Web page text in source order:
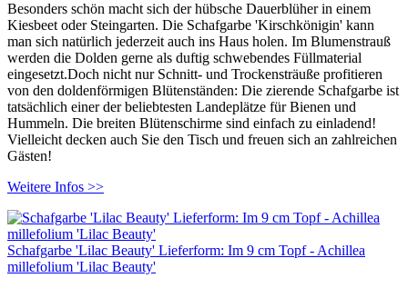
Besonders schön macht sich der hübsche Dauerblüher in einem
Kiesbeet oder Steingarten. Die Schafgarbe 'Kirschkönigin' kann
man sich natürlich jederzeit auch ins Haus holen. Im Blumenstrauß
werden die Dolden gerne als duftig schwebendes Füllmaterial
eingesetzt.Doch nicht nur Schnitt- und Trockensträuße profitieren
von den doldenförmigen Blütenständen: Die zierende Schafgarbe ist
tatsächlich einer der beliebtesten Landeplätze für Bienen und
Hummeln. Die breiten Blütenschirme sind einfach zu einladend!
Vielleicht decken auch Sie den Tisch und freuen sich an zahlreichen
Gästen!
Weitere Infos >>
Schafgarbe 'Lilac Beauty' Lieferform: Im 9 cm Topf - Achillea
millefolium 'Lilac Beauty'